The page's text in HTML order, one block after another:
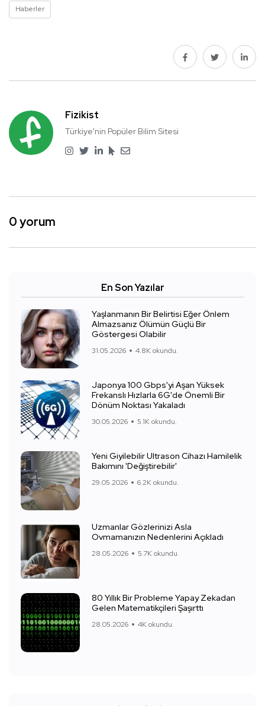
Haberler
Fizikist
Türkiye'nin Popüler Bilim Sitesi
0 yorum
En Son Yazılar
Yaşlanmanın Bir Belirtisi Eğer Önlem
Almazsanız Ölümün Güçlü Bir
Göstergesi Olabilir
31.05.2026 4.8K okundu.
Japonya 100 Gbps'yi Aşan Yüksek
Frekanslı Hızlarla 6G'de Önemli Bir
Dönüm Noktası Yakaladı
30.05.2026 5.1K okundu.
Yeni Giyilebilir Ultrason Cihazı Hamilelik
Bakımını 'Değiştirebilir'
29.05.2026 6.2K okundu.
Uzmanlar Gözlerinizi Asla
Ovmamanızın Nedenlerini Açıkladı
28.05.2026 5.7K okundu.
80 Yıllık Bir Probleme Yapay Zekadan
Gelen Matematikçileri Şaşırttı
28.05.2026 4K okundu.